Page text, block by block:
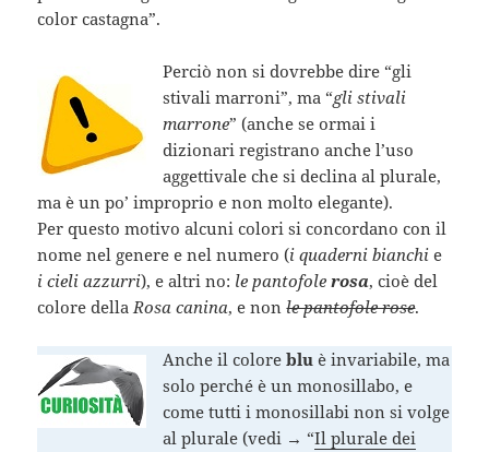
color castagna”.
Perciò non si dovrebbe dire “gli
stivali marroni”, ma “gli stivali
marrone” (anche se ormai i
dizionari registrano anche l’uso
aggettivale che si declina al plurale,
ma è un po’ improprio e non molto elegante).
Per questo motivo alcuni colori si concordano con il
nome nel genere e nel numero (i quaderni bianchi e
i cieli azzurri), e altri no: le pantofolerosa, cioè del
colore dellaRosa canina, e nonle pantofole rose.
Anche il coloreblu è invariabile, ma
solo perché è un monosillabo, e
come tutti i monosillabi non si volge
al plurale (vedi → “Il plurale dei